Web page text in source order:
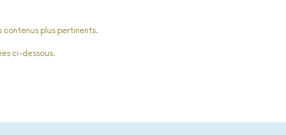
plus pertinents.
ci-dessous.